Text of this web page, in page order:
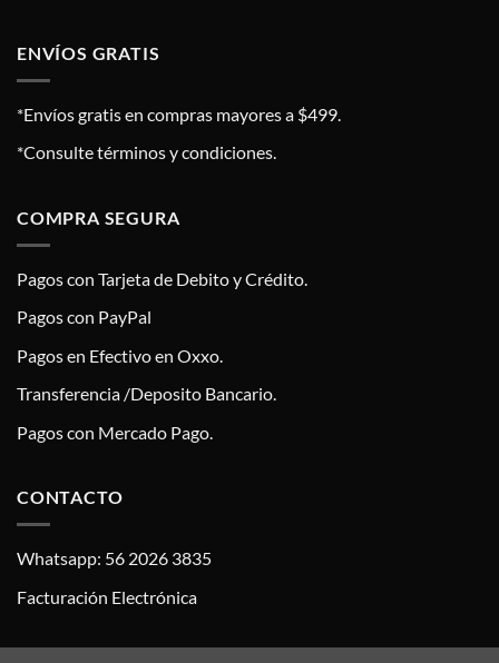
ENVÍOS GRATIS
*Envíos gratis en compras mayores a $499.
*Consulte términos y condiciones.
COMPRA SEGURA
Pagos con Tarjeta de Debito y Crédito.
Pagos con PayPal
Pagos en Efectivo en Oxxo.
Transferencia /Deposito Bancario.
Pagos con Mercado Pago.
CONTACTO
Whatsapp: 56 2026 3835
Facturación Electrónica